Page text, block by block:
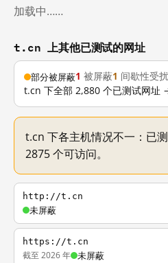
加载中……
t.cn 上其他已测试的网址
部分被屏蔽1 被屏蔽1 间歇性受扰
t.cn 下全部 2,880 个已测试网址
t.cn 下各主机情况不一：已
2875 个可访问。
http://t.cn
未屏蔽
https://t.cn
截至 2026 年 未屏蔽